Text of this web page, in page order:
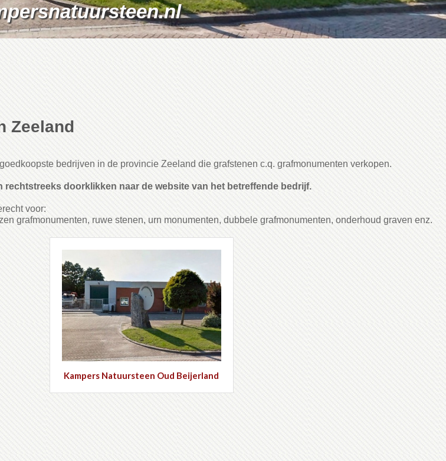
Zeeland
bedrijven in de provincie Zeeland die grafstenen c.q. grafmonumenten verkopen.
rechtstreeks doorklikken naar de website van het betreffende bedrijf.
voor:
grafmonumenten, ruwe stenen, urn monumenten, dubbele grafmonumenten, onderhoud graven enz.
Kampers Natuursteen Oud Beijerland